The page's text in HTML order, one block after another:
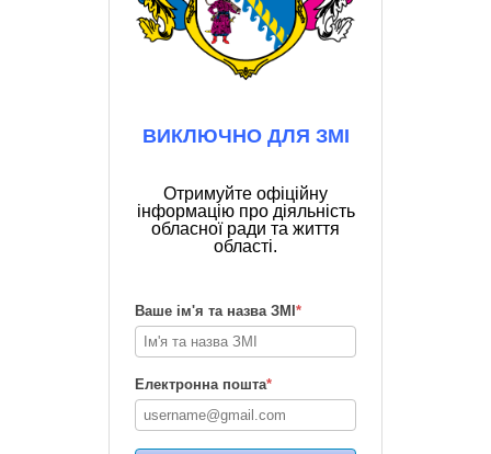
ВИКЛЮЧНО ДЛЯ ЗМІ
Отримуйте офіційну
інформацію про діяльність
обласної ради та життя
області.
Ваше ім'я та назва ЗМІ *
Електронна пошта*